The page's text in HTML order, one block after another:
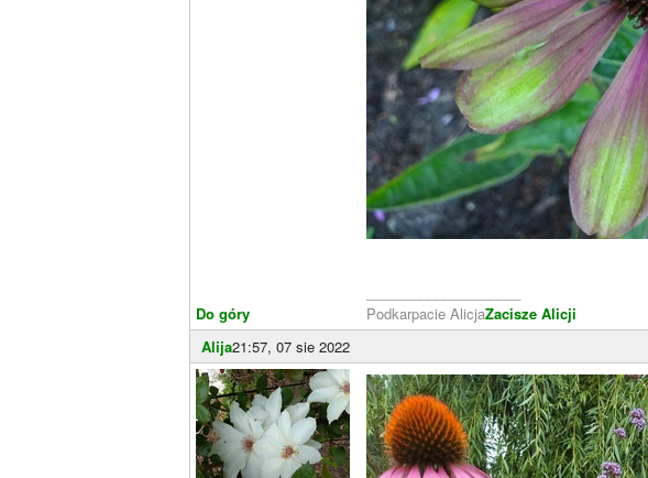
Do góry
Podkarpacie AlicjaZacisze Alicji
Alija21:57, 07 sie 2022